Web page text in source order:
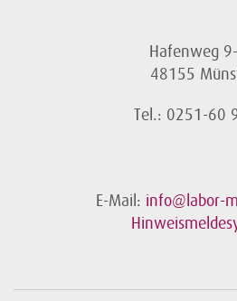
Hafenweg
48155
Tel.: 0251-60
E-Mail: info@labor-